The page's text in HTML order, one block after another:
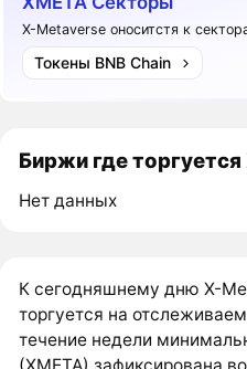
X-Metaverse оноситстя к
Токены BNB Chain
Биржи где торгуется
Нет данных
К сегодняшнему дню X-
торгуется на
течение недели